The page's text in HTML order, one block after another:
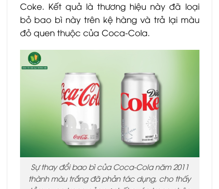
Coke. Kết quả là thương hiệu này đã loại
bỏ bao bì này trên kệ hàng và trả lại màu
đỏ quen thuộc của Coca-Cola.
Sự thay đổi bao bì của Coca-Cola năm 2011
thành màu trắng đã phản tác dụng, cho thấy